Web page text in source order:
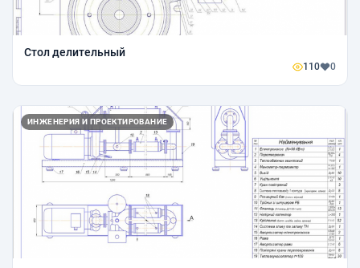
Стол делительный
110 0
ИНЖЕНЕРИЯ И ПРОЕКТИРОВАНИЕ